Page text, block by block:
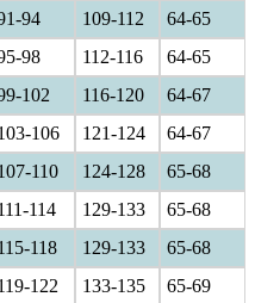
94 109-112
64-65
98 112-116
64-65
102 116-120
64-67
106 121-124
64-67
110 124-128
65-68
114 129-133
65-68
118 129-133
65-68
122 133-135
65-69